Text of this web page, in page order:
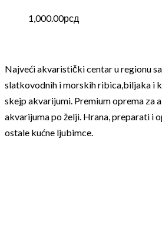
1,000.00рсд
Najveći akvaristički centar u regionu
slatkovodnih i morskih ribica,biljaka i
skejp akvarijumi. Premium oprema za
akvarijuma po želji. Hrana, preparati i
ostale kućne ljubimce.